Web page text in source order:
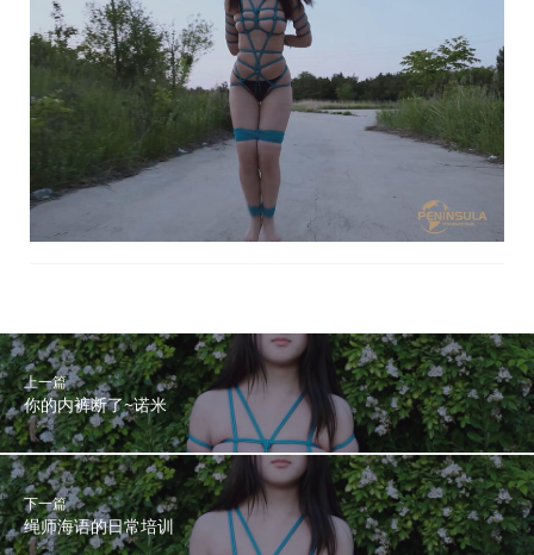
上一篇
你的内裤断了~诺米
下一篇
绳师海语的日常培训